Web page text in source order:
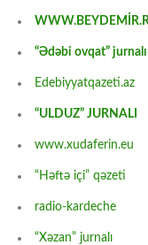
“Ədəbi ovqat” jurnalı
Edebiyyatqazeti.az
“ULDUZ” JURNALI
www.xudaferin.eu
“Həftə içi” qəzeti
radio-kardeche
“Xəzan” jurnalı